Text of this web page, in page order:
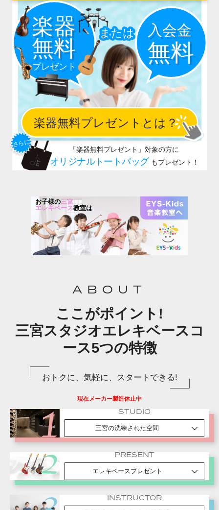
お子様の三宮
エレキベース教室は
ABOUT
ここがポイント!
三宮スタジオエレキベースコ
ース5つの特徴
おトクに、気軽に、スタートできる!
現在メーカー製造休止中
STUDIO
三宮の洗練された空間
PRESENT
エレキベースプレゼント
INSTRUCTOR